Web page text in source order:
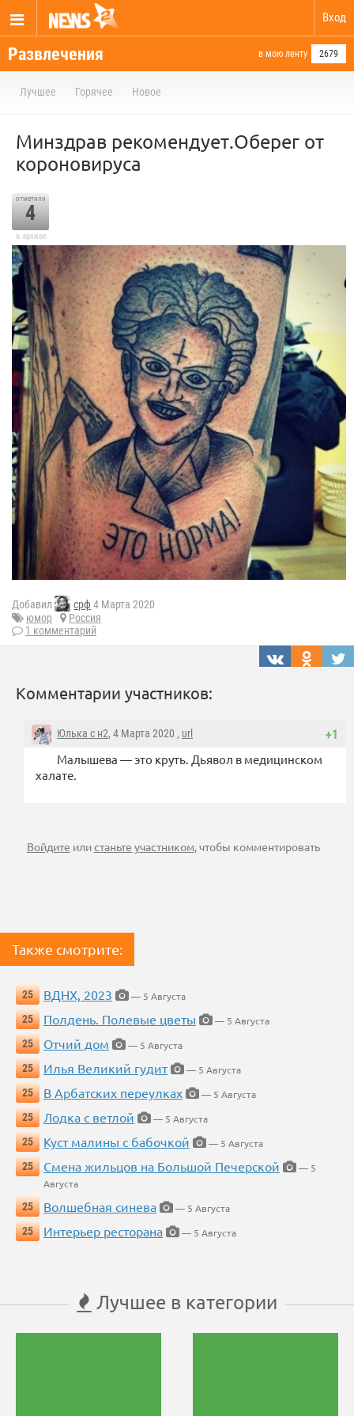
Вход
Развлечения в мою ленту 2679
Лучшее Горячее Новое
Минздрав рекомендует.Оберег от
короновируса
отметили
4
в архиве
Добавил срф 4 Марта 2020
юмор
Россия
1 комментарий
Комментарии участников:
+1
Юлька с н2, 4 Марта 2020 , url
Малышева — это круть. Дьявол в медицинском
халате.
Войдите илистаньте участником, чтобы комментировать
Также смотрите:
25 ВДНХ, 2023
— 5 Августа
25
Полдень. Полевые цветы
— 5 Августа
25
Отчий дом
— 5 Августа
25
Илья Великий гудит
— 5 Августа
25
В Арбатских переулках
— 5 Августа
25
Лодка с ветлой
— 5 Августа
25
Куст малины с бабочкой
— 5 Августа
25
Смена жильцов на Большой Печерской
— 5
Августа
25
Волшебная синева
— 5 Августа
25
Интерьер ресторана — 5 Августа
Лучшее в категории